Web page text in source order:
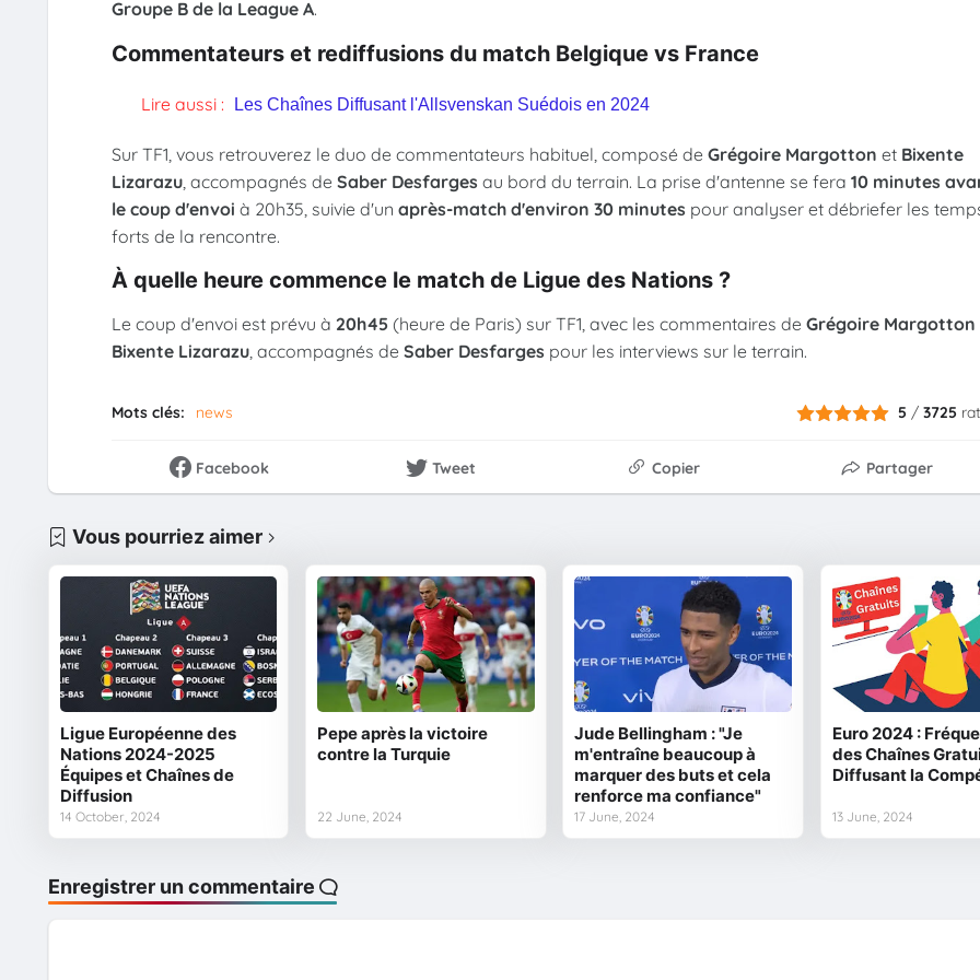
Groupe B de la League A.
Commentateurs et rediffusions du match Belgique vs France
Lire aussi : Les Chaînes Diffusant l'Allsvenskan Suédois en 2024
Sur TF1, vous retrouverez le duo de commentateurs habituel, composé de Grégoire Margotton et Bixente
Lizarazu, accompagnés de Saber Desfargesau bord du terrain. La prise d'antenne se fera 10 minutes
le coup d'envoi à 20h35, suivie d'un après-match d'environ 30 minutespour analyser et débriefer les
forts de la rencontre.
À quelle heure commence le match de Ligue des Nations ?
Le coup d'envoi est prévu à 20h45 (heure de Paris) sur TF1, avec les commentaires de Grégoire Margotton
Bixente Lizarazu, accompagnés de Saber Desfargespour les interviews sur le terrain.
Mots clés: news 5 /3725
Facebook Tweet Copier Partager
Vous pourriez aimer
Ligue Européenne des
Nations 2024-2025
Équipes et Chaînes de
Diffusion
14 October, 2024
Pepe après la victoire
contre la Turquie
22 June, 2024
Jude Bellingham : "Je
m'entraîne beaucoup à
marquer des buts et cela
renforce ma confiance"
17 June, 2024
Euro 2024 :
des Chaînes
Diffusant la
13 June, 2024
Enregistrer un commentaire